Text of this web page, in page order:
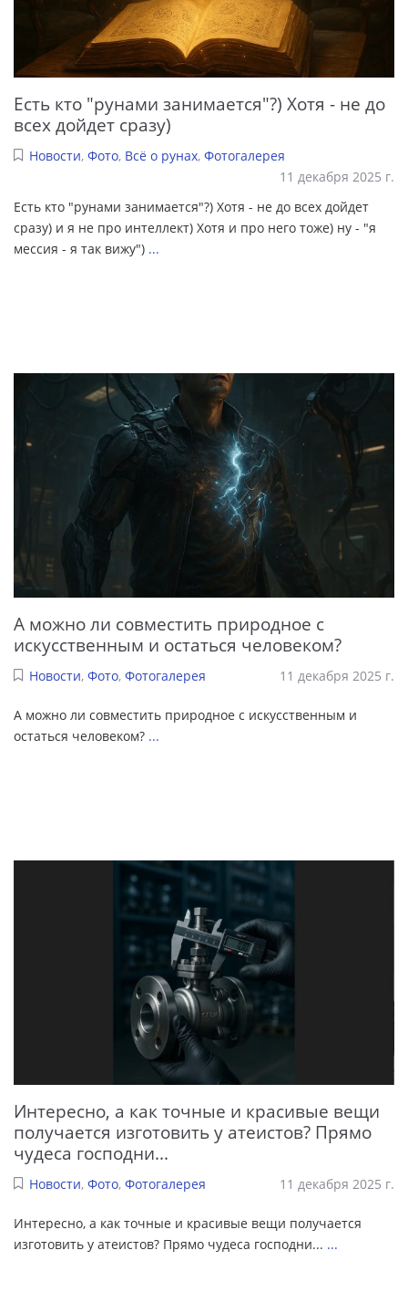
Есть кто "рунами занимается"?) Хотя - не до
всех дойдет сразу)
Новости, Фото, Всё о рунах, Фотогалерея
11 декабря 2025 г.
Есть кто "рунами занимается"?) Хотя - не до всех дойдет
сразу) и я не про интеллект) Хотя и про него тоже) ну - "я
мессия - я так вижу") ...
А можно ли совместить природное с
искусственным и остаться человеком?
Новости, Фото, Фотогалерея 11 декабря 2025 г.
А можно ли совместить природное с искусственным и
остаться человеком? ...
Интересно, а как точные и красивые вещи
получается изготовить у атеистов? Прямо
чудеса господни...
Новости, Фото, Фотогалерея 11 декабря 2025 г.
Интересно, а как точные и красивые вещи получается
изготовить у атеистов? Прямо чудеса господни... ...